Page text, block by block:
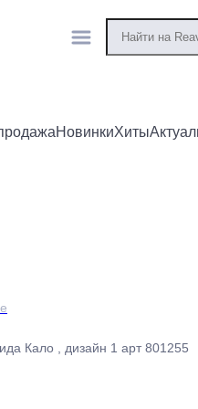
НовинкиХиты
Кало , дизайн 1 арт 801255